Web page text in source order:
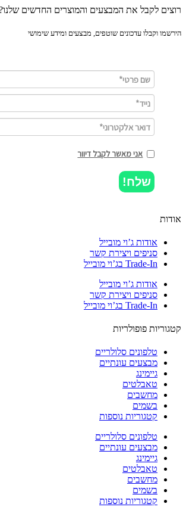
לקבל את המבצעים והמוצרים החדשים שלנו?
וקבלו עדכונים שוטפים, מבצעים ומידע שימושי
אני מאשר לקבל דיוור
שלח!
אודות ג’וי מובייל
סניפים ויצירת קשר
Trade-In בג’וי מובייל
אודות ג’וי מובייל
סניפים ויצירת קשר
Trade-In בג’וי מובייל
פופולריות
טלפונים סלולריים
מבצעים עונתיים
גיימינג
טאבלטים
מחשבים
בשמים
קטגוריות נוספות
טלפונים סלולריים
מבצעים עונתיים
גיימינג
טאבלטים
מחשבים
בשמים
קטגוריות נוספות